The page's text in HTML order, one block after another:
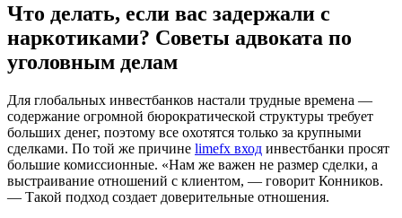
Что делать, если вас задержали с
наркотиками? Советы адвоката по
уголовным делам
Для глобальных инвестбанков настали трудные времена —
содержание огромной бюрократической структуры требует
больших денег, поэтому все охотятся только за крупными
сделками. По той же причине limefx вход инвестбанки просят
большие комиссионные. «Нам же важен не размер сделки, а
выстраивание отношений с клиентом, — говорит Конников.
— Такой подход создает доверительные отношения.